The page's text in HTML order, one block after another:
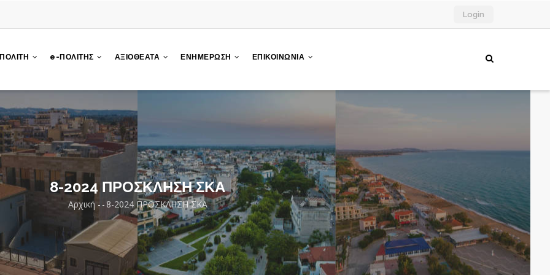
Login
e-ΠΟΛΙΤΗΣ ΑΞΙΟΘΕΑΤΑ ΕΝΗΜΕΡΩΣΗ ΕΠΙΚΟΙΝΩΝΙΑ
8-2024 ΠΡΟΣΚΛΗΣΗ ΣΚΑ
Breadcrumb
Αρχική - - 8-2024 ΠΡΟΣΚΛΗΣΗ ΣΚΑ